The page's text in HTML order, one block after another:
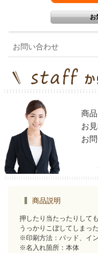
お問い合わせ
商
お
お
商品説明
押したり当たったりして
うっかりこぼしてしまっ
※印刷方法：パッド、イ
※名入れ箇所：本体